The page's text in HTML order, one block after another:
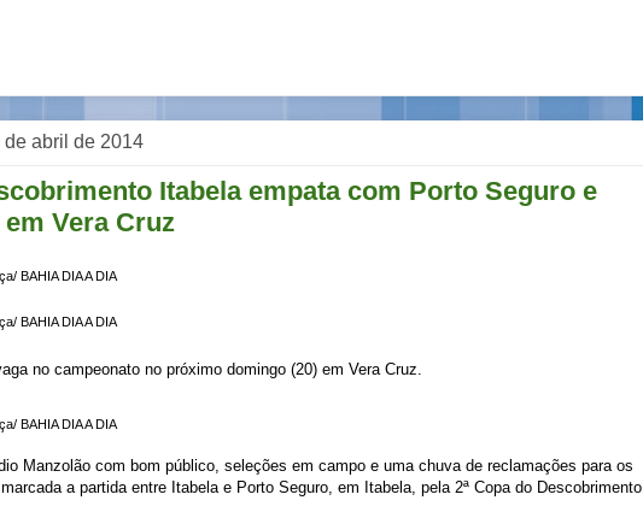
abril de 2014
Itabela empata com Porto Seguro e
Vera Cruz
BAHIA DIA A DIA
BAHIA DIA A DIA
no campeonato no próximo domingo (20) em Vera Cruz.
BAHIA DIA A DIA
Manzolão com bom público, seleções em campo e uma chuva de reclamações para os
a partida entre Itabela e Porto Seguro, em Itabela, pela 2ª Copa do Descobrimento.